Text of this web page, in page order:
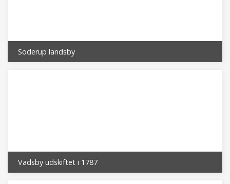
Soderup landsby
Vadsby udskiftet i 1787